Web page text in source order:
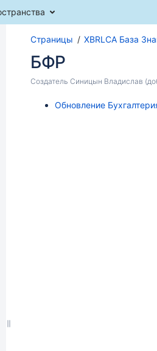
Страницы XBRLCA База
БФР
Создатель Синицын Владислав
Обновление